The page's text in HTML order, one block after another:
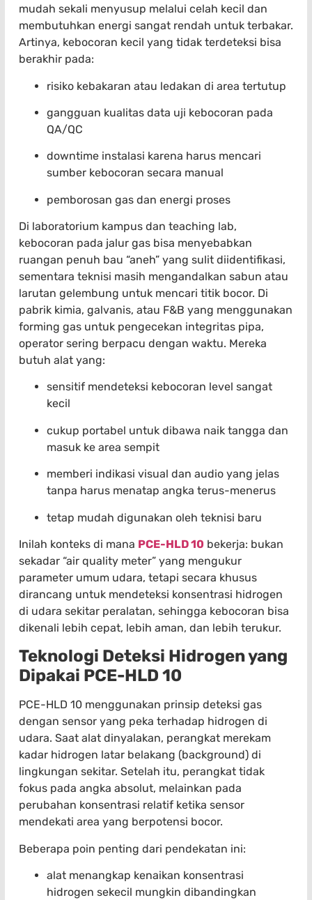
mudah sekali menyusup melalui celah kecil dan
membutuhkan energi sangat rendah untuk terbakar.
Artinya, kebocoran kecil yang tidak terdeteksi bisa
berakhir pada:
risiko kebakaran atau ledakan di area tertutup
gangguan kualitas data uji kebocoran pada
QA/QC
downtime instalasi karena harus mencari
sumber kebocoran secara manual
pemborosan gas dan energi proses
Di laboratorium kampus dan teaching lab,
kebocoran pada jalur gas bisa menyebabkan
ruangan penuh bau “aneh” yang sulit diidentifikasi,
sementara teknisi masih mengandalkan sabun atau
larutan gelembung untuk mencari titik bocor. Di
pabrik kimia, galvanis, atau F&B yang menggunakan
forming gas untuk pengecekan integritas pipa,
operator sering berpacu dengan waktu. Mereka
butuh alat yang:
sensitif mendeteksi kebocoran level sangat
kecil
cukup portabel untuk dibawa naik tangga dan
masuk ke area sempit
memberi indikasi visual dan audio yang jelas
tanpa harus menatap angka terus-menerus
tetap mudah digunakan oleh teknisi baru
Inilah konteks di mana PCE-HLD 10 bekerja: bukan
sekadar “air quality meter” yang mengukur
parameter umum udara, tetapi secara khusus
dirancang untuk mendeteksi konsentrasi hidrogen
di udara sekitar peralatan, sehingga kebocoran bisa
dikenali lebih cepat, lebih aman, dan lebih terukur.
Teknologi Deteksi Hidrogen yang
Dipakai PCE-HLD 10
PCE-HLD 10 menggunakan prinsip deteksi gas
dengan sensor yang peka terhadap hidrogen di
udara. Saat alat dinyalakan, perangkat merekam
kadar hidrogen latar belakang (background) di
lingkungan sekitar. Setelah itu, perangkat tidak
fokus pada angka absolut, melainkan pada
perubahan konsentrasi relatif ketika sensor
mendekati area yang berpotensi bocor.
Beberapa poin penting dari pendekatan ini:
alat menangkap kenaikan konsentrasi
hidrogen sekecil mungkin dibandingkan